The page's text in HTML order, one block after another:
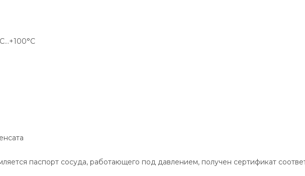
паспорт сосуда, работающего под давлением, получен сертификат